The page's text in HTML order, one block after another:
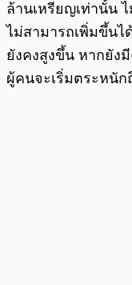
ล้านเหรียญเท่านั้น
ไม่สามารถเพิ่มขึ้นไ
ยังคงสูงขึ้น หากยัง
ผู้คนจะเริ่มตระหนั